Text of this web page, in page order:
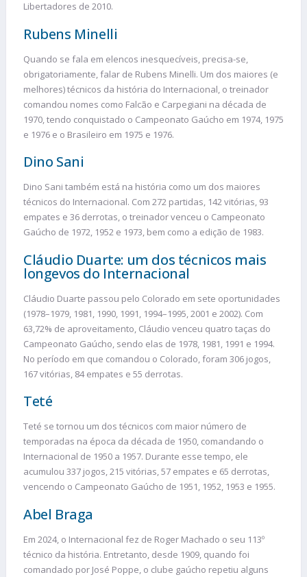
Libertadores de 2010.
Rubens Minelli
Quando se fala em elencos inesquecíveis, precisa-se,
obrigatoriamente, falar de Rubens Minelli. Um dos maiores (e
melhores) técnicos da história do Internacional, o treinador
comandou nomes como Falcão e Carpegiani na década de
1970, tendo conquistado o Campeonato Gaúcho em 1974, 1975
e 1976 e o Brasileiro em 1975 e 1976.
Dino Sani
Dino Sani também está na história como um dos maiores
técnicos do Internacional. Com 272 partidas, 142 vitórias, 93
empates e 36 derrotas, o treinador venceu o Campeonato
Gaúcho de 1972, 1952 e 1973, bem como a edição de 1983.
Cláudio Duarte: um dos técnicos mais
longevos do Internacional
Cláudio Duarte passou pelo Colorado em sete oportunidades
(1978–1979, 1981, 1990, 1991, 1994–1995, 2001 e 2002). Com
63,72% de aproveitamento, Cláudio venceu quatro taças do
Campeonato Gaúcho, sendo elas de 1978, 1981, 1991 e 1994.
No período em que comandou o Colorado, foram 306 jogos,
167 vitórias, 84 empates e 55 derrotas.
Teté
Teté se tornou um dos técnicos com maior número de
temporadas na época da década de 1950, comandando o
Internacional de 1950 a 1957. Durante esse tempo, ele
acumulou 337 jogos, 215 vitórias, 57 empates e 65 derrotas,
vencendo o Campeonato Gaúcho de 1951, 1952, 1953 e 1955.
Abel Braga
Em 2024, o Internacional fez de Roger Machado o seu 113º
técnico da história. Entretanto, desde 1909, quando foi
comandado por José Poppe, o clube gaúcho repetiu alguns